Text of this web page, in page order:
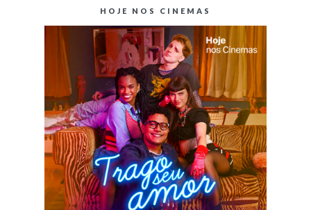
HOJE NOS CINEMAS